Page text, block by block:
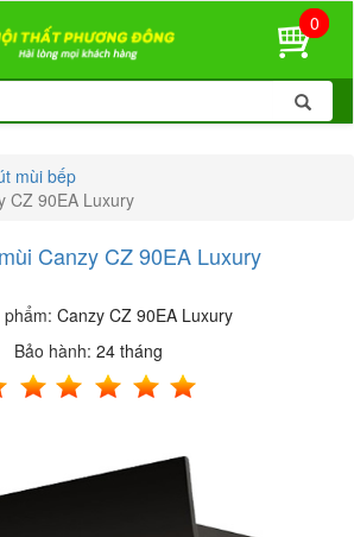
0
mùi bếp
CZ 90EA Luxury
Canzy CZ 90EA Luxury
Canzy CZ 90EA Luxury
Bảo hành: 24 tháng